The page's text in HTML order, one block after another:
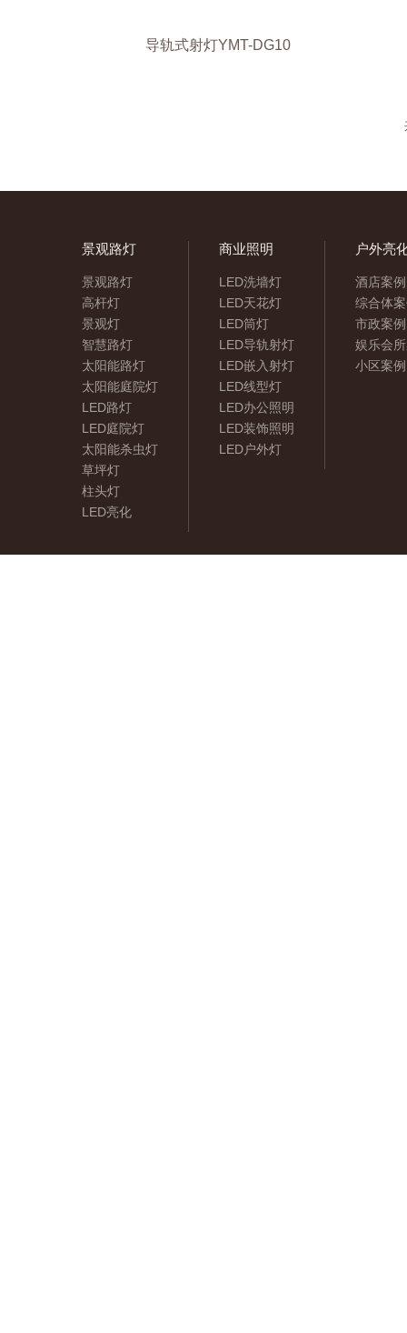
导轨式射灯YMT-DG10
景观路灯
景观路灯
高杆灯
景观灯
智慧路灯
太阳能路灯
太阳能庭院灯
LED路灯
LED庭院灯
太阳能杀虫灯
草坪灯
柱头灯
LED亮化
商业照明
LED洗墙灯
LED天花灯
LED筒灯
LED导轨射灯
LED嵌入射灯
LED线型灯
LED办公照明
LED装饰照明
LED户外灯
户外亮
酒店案例
综合体
市政案例
娱乐会
小区案例